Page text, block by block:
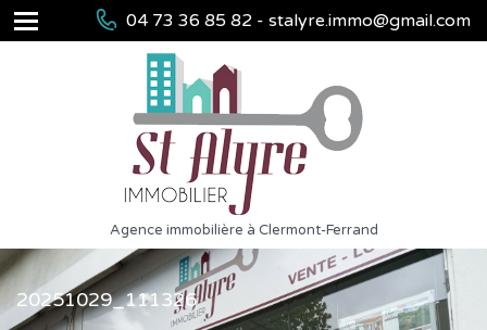
04 73 36 85 82 - stalyre.immo@gmail.com
Agence immobilière à Clermont-Ferrand
20251029_111326